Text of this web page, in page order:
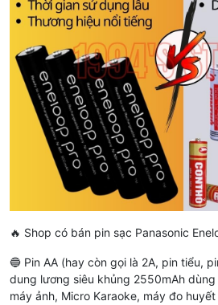
🔥 Shop có bán pin sạc Panasonic
🔵 Pin AA (hay còn gọi là 2A, pin tiểu,
dung lương siêu khủng 2550mAh
máy ảnh, Micro Karaoke, máy đo